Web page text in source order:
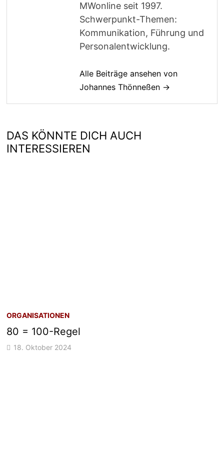
MWonline seit 1997.
Schwerpunkt-Themen:
Kommunikation, Führung und
Personalentwicklung.
Alle Beiträge ansehen von
Johannes Thönneßen →
DAS KÖNNTE DICH AUCH
INTERESSIEREN
ORGANISATIONEN
80 = 100-Regel
18. Oktober 2024